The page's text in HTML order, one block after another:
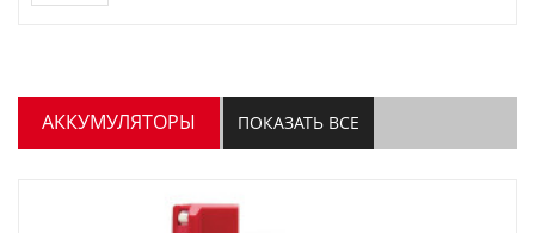
АККУМУЛЯТОРЫ ПОКАЗАТЬ ВСЕ